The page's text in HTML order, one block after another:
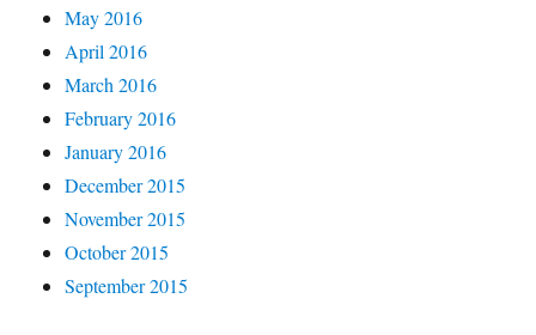
May 2016
April 2016
March 2016
February 2016
January 2016
December 2015
November 2015
October 2015
September 2015